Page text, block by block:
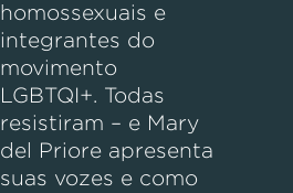
homossexuais e
integrantes do
movimento
LGBTQI+. Todas
resistiram – e Mary
del Priore apresenta
suas vozes e como